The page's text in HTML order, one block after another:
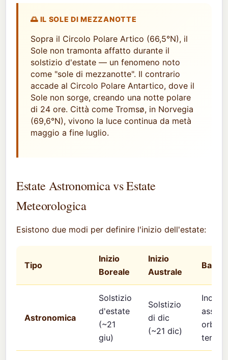
🌅 IL SOLE DI MEZZANOTTE
Sopra il Circolo Polare Artico (66,5°N), il
Sole non tramonta affatto durante il
solstizio d'estate — un fenomeno noto
come "sole di mezzanotte". Il contrario
accade al Circolo Polare Antartico, dove il
Sole non sorge, creando una notte polare
di 24 ore. Città come Tromsø, in Norvegia
(69,6°N), vivono la luce continua da metà
maggio a fine luglio.
Estate Astronomica vs Estate
Meteorologica
Esistono due modi per definire l'inizio dell'estate:
Tipo
Inizio
Boreale
Inizio
Australe
Astronomica
Solstizio
d'estate
(~21
giu)
Solstizio
di dic
(~21 dic)
orbita